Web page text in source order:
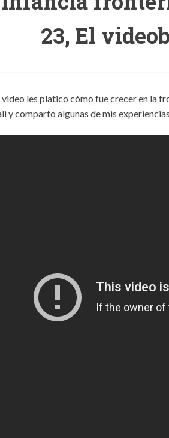
23, El
video les platico cómo fue crecer en la
y comparto algunas de mis